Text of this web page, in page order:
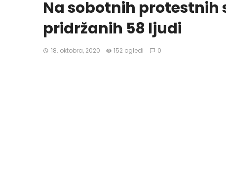
Na sobotnih protestnih
pridržanih 58 ljudi
18. oktobra, 2020 152 ogledi 0